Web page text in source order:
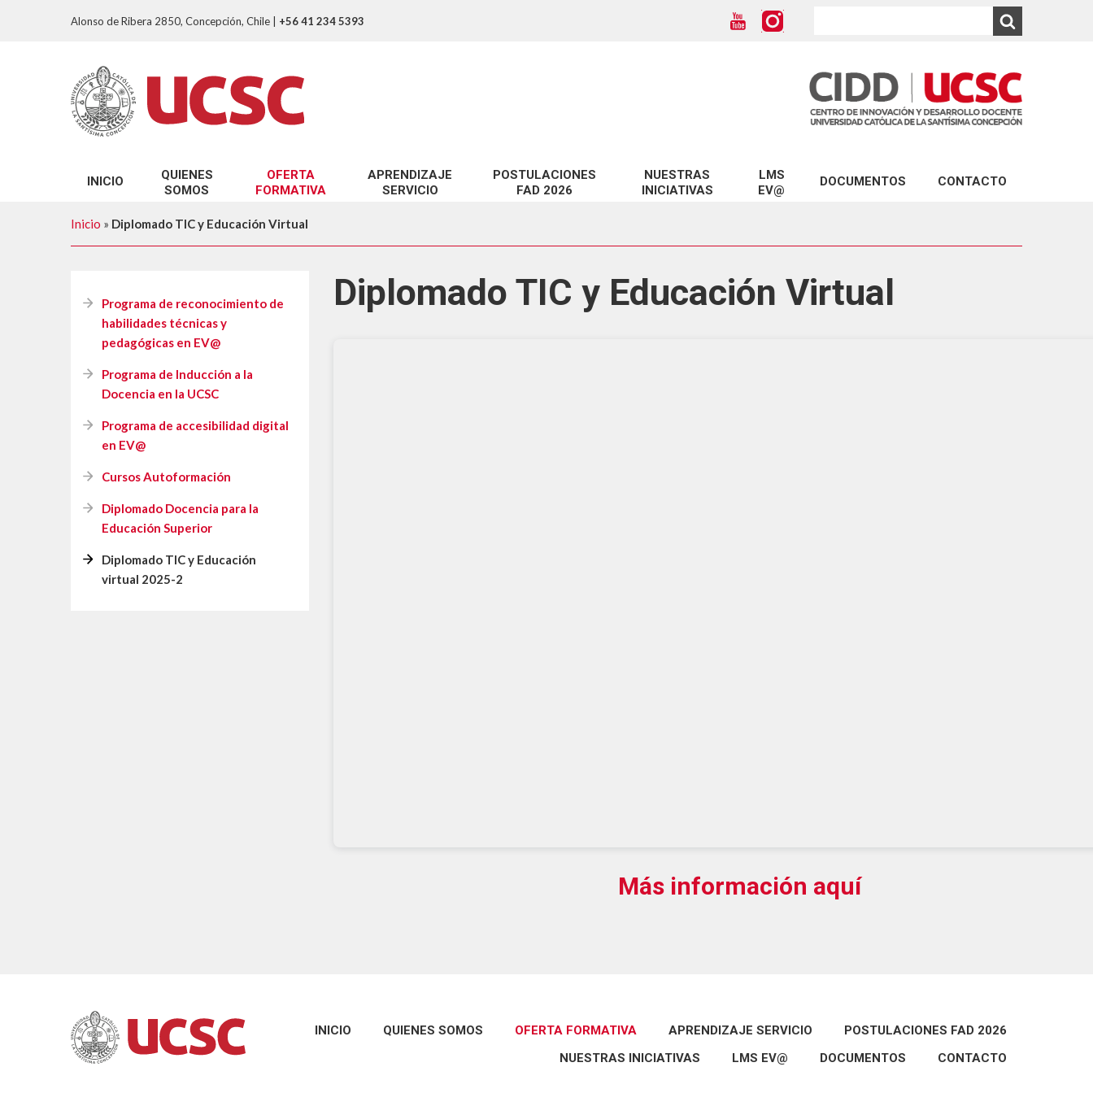
Alonso de Ribera 2850, Concepción, Chile | +56 41 234 5393
INICIO
QUIENES
SOMOS
Nuestro Propósito
Nuestro Equipo
¿Que entendemos por Innovación Docente?
OFERTA
FORMATIVA
Programa de reconocimiento de habilidades técnicas y pedagógicas en EV@
Programa de Inducción a la Docencia en la UCSC
Programa de accesibilidad digital en EV@
Cursos Autoformación
APRENDIZAJE
SERVICIO
POSTULACIONES
FAD 2026
NUESTRAS
INICIATIVAS
Observatorio CIDD
LabCIDD
Revista InnovaCIDD
LMS
EV@
Plataforma Ev@
Turnitin
DOCUMENTOS
Marco para una Docencia de Calidad
Formulario Reserva LabCIDD
CONTACTO
Inicio » Diplomado TIC y Educación Virtual
Diplomado TIC y Educación Virtual
Más información aquí
Programa de reconocimiento de
habilidades técnicas y
pedagógicas en EV@
Programa de Inducción a la
Docencia en la UCSC
Programa de accesibilidad digital
en EV@
Cursos Autoformación
Diplomado Docencia para la
Educación Superior
Diplomado TIC y Educación
virtual 2025-2
INICIO QUIENES SOMOS OFERTA FORMATIVA APRENDIZAJE SERVICIO
POSTULACIONES FAD 2026
NUESTRAS INICIATIVAS
LMS EV@ DOCUMENTOS CONTACTO